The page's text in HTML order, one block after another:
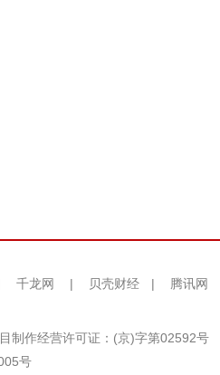
千龙网 | 贝壳财经 | 腾讯网
制作经营许可证：(京)字第02592号
号